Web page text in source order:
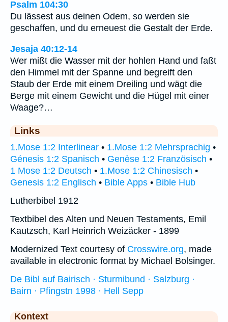
Psalm 104:30
Du lässest aus deinen Odem, so werden sie
geschaffen, und du erneuest die Gestalt der Erde.
Jesaja 40:12-14
Wer mißt die Wasser mit der hohlen Hand und faßt
den Himmel mit der Spanne und begreift den
Staub der Erde mit einem Dreiling und wägt die
Berge mit einem Gewicht und die Hügel mit einer
Waage?…
Links
1.Mose 1:2 Interlinear • 1.Mose 1:2 Mehrsprachig •
Génesis 1:2 Spanisch • Genèse 1:2 Französisch •
1 Mose 1:2 Deutsch • 1.Mose 1:2 Chinesisch •
Genesis 1:2 Englisch • Bible Apps • Bible Hub
Lutherbibel 1912
Textbibel des Alten und Neuen Testaments, Emil
Kautzsch, Karl Heinrich Weizäcker - 1899
Modernized Text courtesy of Crosswire.org, made
available in electronic format by Michael Bolsinger.
De Bibl auf Bairisch · Sturmibund · Salzburg ·
Bairn · Pfingstn 1998 · Hell Sepp
Kontext